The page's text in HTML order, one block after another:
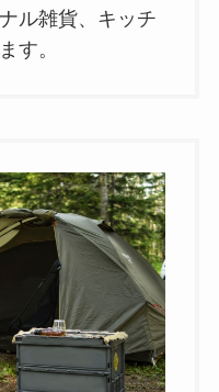
ル雑貨、キッチ
す。